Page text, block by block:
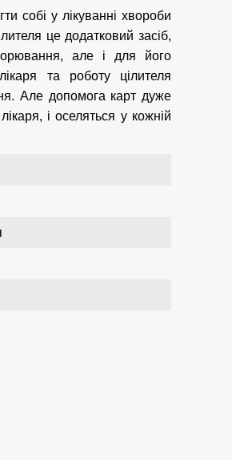
собі у лікуванні хвороби
це додатковий засіб,
але і для його
та роботу цілителя
Але допомога карт дуже
і оселяться у кожній